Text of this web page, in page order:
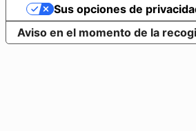
Aviso en el momento de la
Sus opciones de